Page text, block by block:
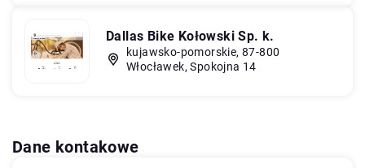
Dallas Bike Kołowski Sp. k.
kujawsko-pomorskie, 87-800
Włocławek, Spokojna 14
Dane kontakowe